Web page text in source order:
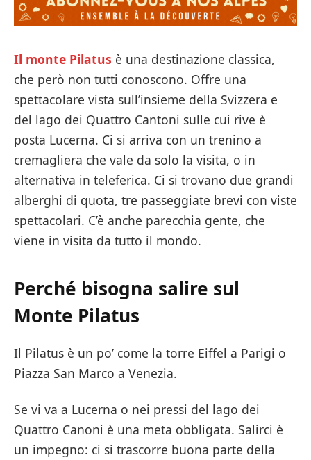
Il monte Pilatus è una destinazione classica,
che però non tutti conoscono. Offre una
spettacolare vista sull’insieme della Svizzera e
del lago dei Quattro Cantoni sulle cui rive è
posta Lucerna. Ci si arriva con un trenino a
cremagliera che vale da solo la visita, o in
alternativa in teleferica. Ci si trovano due grandi
alberghi di quota, tre passeggiate brevi con viste
spettacolari. C’è anche parecchia gente, che
viene in visita da tutto il mondo.
Perché bisogna salire sul
Monte Pilatus
Il Pilatus è un po’ come la torre Eiffel a Parigi o
Piazza San Marco a Venezia.
Se vi va a Lucerna o nei pressi del lago dei
Quattro Canoni è una meta obbligata. Salirci è
un impegno: ci si trascorre buona parte della